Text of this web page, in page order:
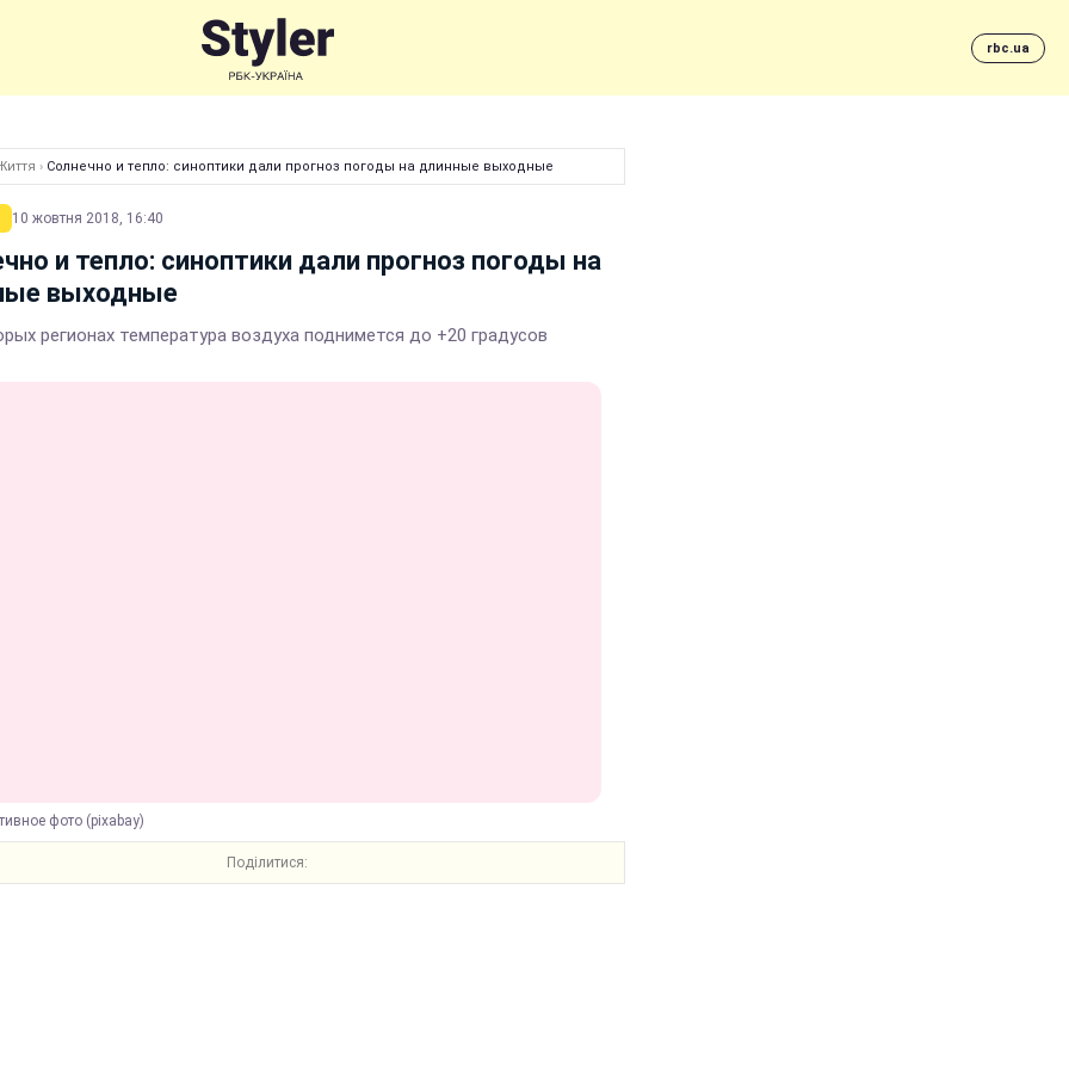
rbc.ua
› Солнечно и тепло: синоптики дали прогноз погоды на длинные выходные
10 жовтня 2018, 16:40
и тепло: синоптики дали прогноз погоды на
выходные
регионах температура воздуха поднимется до +20 градусов
фото (pixabay)
Поділитися: